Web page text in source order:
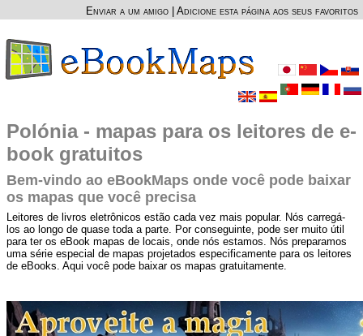
Enviar a um amigo Adicione esta página aos seus favoritos
Polónia - mapas para os leitores de e-
book gratuitos
Bem-vindo ao eBookMaps onde você pode baixar
os mapas que você precisa
Leitores de livros eletrônicos estão cada vez mais popular. Nós carregá-
los ao longo de quase toda a parte. Por conseguinte, pode ser muito útil
para ter os eBook mapas de locais, onde nós estamos. Nós preparamos
uma série especial de mapas projetados especificamente para os leitores
de eBooks. Aqui você pode baixar os mapas gratuitamente.